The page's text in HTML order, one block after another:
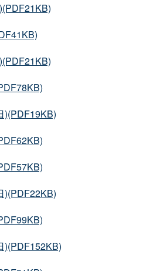
)(PDF19KB)
)(PDF22KB)
)(PDF152KB)